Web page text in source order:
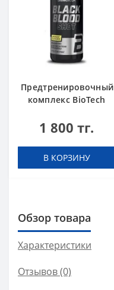
Предтренировочный
комплекс BioTech
Lemonade 60 ml шот
1 800 тг.
В КОРЗИНУ
Обзор товара
Характеристики
Отзывов (0)